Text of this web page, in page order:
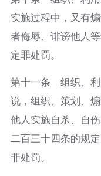
实施过程中，又有
者侮辱、诽谤他人
定罪处罚。
第十一条 组织、利
说，组织、策划、
他人实施自杀、自
二百三十四条的规
罪处罚。